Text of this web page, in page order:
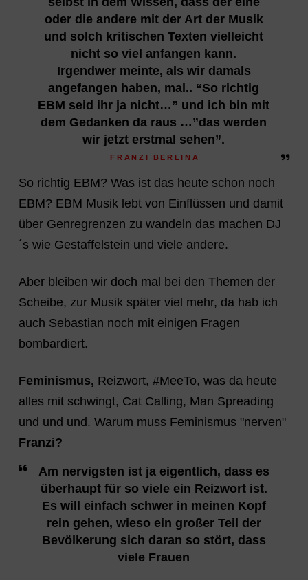
oder die andere mit der Art der Musik
und solch kritischen Texten vielleicht
nicht so viel anfangen kann.
Irgendwer meinte, als wir damals
angefangen haben, mal.. “So richtig
EBM seid ihr ja nicht…” und ich bin mit
dem Gedanken da raus …”das werden
wir jetzt erstmal sehen”.
FRANZI BERLINA
So richtig EBM? Was ist das heute schon noch
EBM? EBM Musik lebt von Einflüssen und damit
über Genregrenzen zu wandeln das machen DJ
´s wie Gestaffelstein und viele andere.
Aber bleiben wir doch mal bei den Themen der
Scheibe, zur Musik später viel mehr, da hab ich
auch Sebastian noch mit einigen Fragen
bombardiert.
Feminismus, Reizwort, #MeeTo, was da heute
alles mit schwingt, Cat Calling, Man Spreading
und und und. Warum muss Feminismus "nerven"
Franzi?
Am nervigsten ist ja eigentlich, dass es
überhaupt für so viele ein Reizwort ist.
Es will einfach schwer in meinen Kopf
rein gehen, wieso ein großer Teil der
Bevölkerung sich daran so stört, dass
viele Frauen